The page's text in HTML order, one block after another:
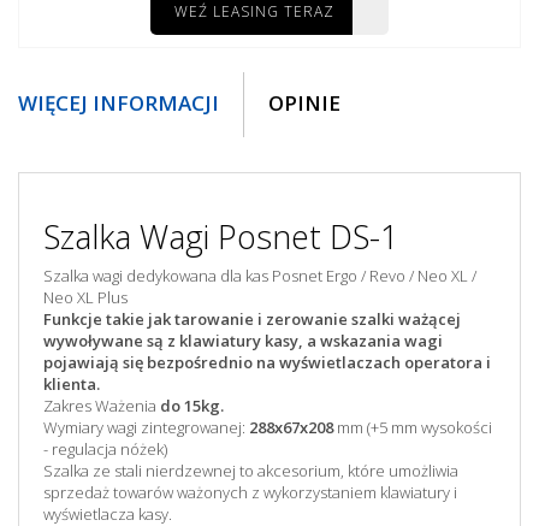
WEŹ LEASING TERAZ
WIĘCEJ INFORMACJI OPINIE
Szalka Wagi Posnet DS-1
Szalka wagi dedykowana dla kas Posnet Ergo / Revo / Neo XL /
Neo XL Plus
Funkcje takie jak tarowanie i zerowanie szalki ważącej
wywoływane są z klawiatury kasy, a wskazania wagi
pojawiają się bezpośrednio na wyświetlaczach operatora i
klienta.
Zakres Ważenia do 15kg.
Wymiary wagi zintegrowanej: 288x67x208mm (+5 mm wysokości
- regulacja nóżek)
Szalka ze stali nierdzewnej to akcesorium, które umożliwia
sprzedaż towarów ważonych z wykorzystaniem klawiatury i
wyświetlacza kasy.